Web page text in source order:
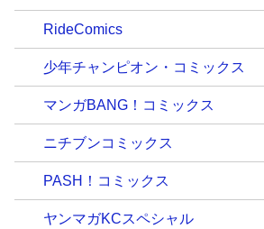
RideComics
少年チャンピオン・コミックス
マンガBANG！コミックス
ニチブンコミックス
PASH！コミックス
ヤンマガKCスペシャル